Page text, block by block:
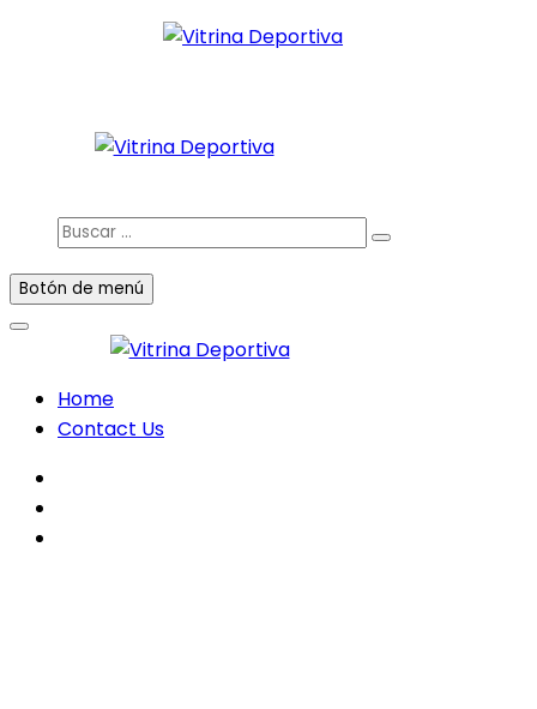
facebook
instagram
Buscar
Botón de menú
Home
Contact Us